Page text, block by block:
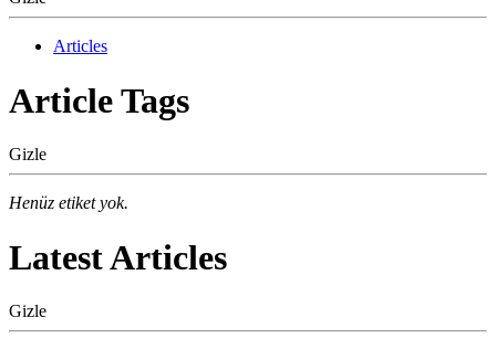
Articles
Article Tags
Gizle
Henüz etiket yok.
Latest Articles
Gizle